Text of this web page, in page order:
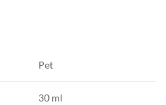
Pet
30 ml